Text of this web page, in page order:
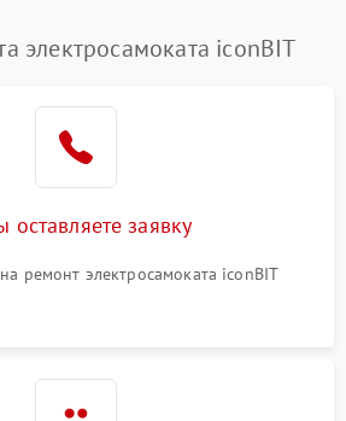
электросамоката iconBIT
оставляете заявку
на ремонт электросамоката iconBIT